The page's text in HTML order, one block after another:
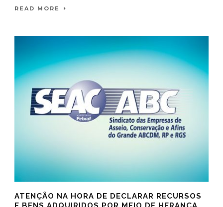
READ MORE
ATENÇÃO NA HORA DE DECLARAR RECURSOS